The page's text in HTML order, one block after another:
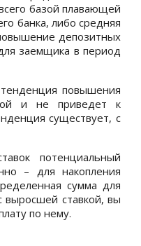
базой плавающей
банка, либо средняя
депозитных
заемщика в период
повышения
и не приведет к
существует, с
потенциальный
– для накопления
сумма для
выросшей ставкой, вы
по нему.